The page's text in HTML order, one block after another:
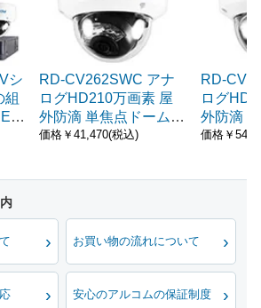
シ
組
RD-CV262SWC アナ
ログHD210万画素 屋
外防滴 単焦点ドームカ
メラ
価格￥41,470(税込)
RD-
ログ
外防滴
ーブルカ
価格￥
お買い物の流れについて
安心のアルコムの保証制度